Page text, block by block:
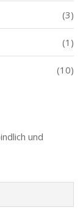
(3)
(1)
(10)
und